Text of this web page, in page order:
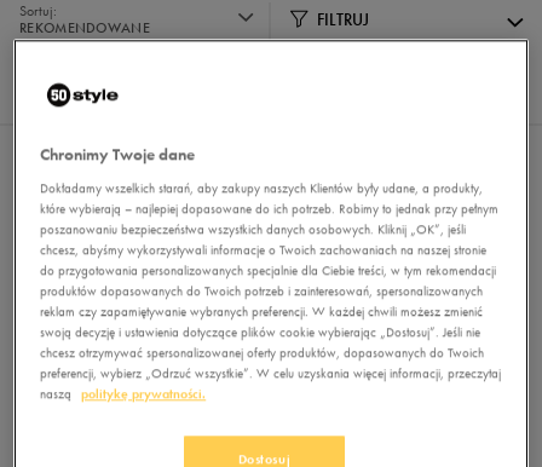
Sortuj:
REKOMENDOWANE
FILTRUJ
Pokaż
Nie wybrano filtrów
Brak produktów do wyświetlenia
Zmień kryteria wyszukiwania lub
Chronimy Twoje dane
Dokładamy wszelkich starań, aby zakupy naszych Klientów były udane, a produkty,
które wybierają – najlepiej dopasowane do ich potrzeb. Robimy to jednak przy pełnym
poszanowaniu bezpieczeństwa wszystkich danych osobowych. Kliknij „OK”, jeśli
chcesz, abyśmy wykorzystywali informacje o Twoich zachowaniach na naszej stronie
do przygotowania personalizowanych specjalnie dla Ciebie treści, w tym rekomendacji
produktów dopasowanych do Twoich potrzeb i zainteresowań, spersonalizowanych
reklam czy zapamiętywanie wybranych preferencji. W każdej chwili możesz zmienić
swoją decyzję i ustawienia dotyczące plików cookie wybierając „Dostosuj”. Jeśli nie
chcesz otrzymywać spersonalizowanej oferty produktów, dopasowanych do Twoich
preferencji, wybierz „Odrzuć wszystkie”. W celu uzyskania więcej informacji, przeczytaj
naszą
politykę prywatności.
Dostosuj